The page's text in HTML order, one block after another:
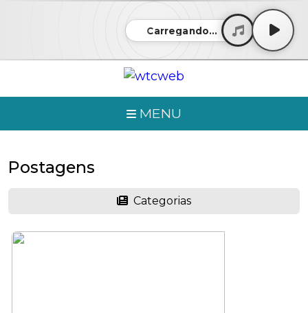
Carregando...
MENU
Postagens
Categorias